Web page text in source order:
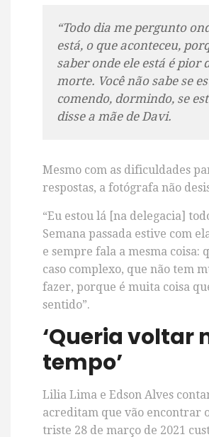
“Todo dia me pergunto
está, o que aconteceu,
saber onde ele está é pior
morte. Você não sabe se
comendo, dormindo, se
disse a mãe de Davi.
Mesmo com as dificuldades
respostas, a fotógrafa não
“Eu estou lá [na delegacia]
Semana passada estive com
e sempre fala a mesma coisa:
caso complexo, que não tem
fazer, porque é muita coisa
sentido”.
‘Queria voltar
tempo’
Lilia Lima e Edson Alves
acreditam que vão encontrar
triste 28 de março de 2021